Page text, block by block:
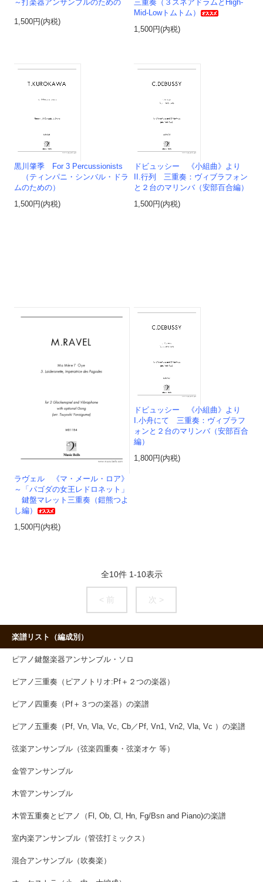
～打楽器アンサンブルのための
1,500円(内税)
三重奏（３スネアドラムとHigh-
Mid-Lowトムトム）
1,500円(内税)
黒川肇季 For 3 Percussionists
（ティンパニ・シンバル・ドラ
ムのための）
1,500円(内税)
ドビュッシー 《小組曲》より
II.行列 三重奏：ヴィブラフォン
と２台のマリンバ（安部百合編）
1,500円(内税)
ラヴェル 《マ・メール・ロア》
～「パゴダの女王レドロネット」
鍵盤マレット三重奏（鎧熊つよ
し編）
1,500円(内税)
ドビュッシー 《小組曲》より
I.小舟にて 三重奏：ヴィブラフ
ォンと２台のマリンバ（安部百合
編）
1,800円(内税)
全10件 1-10表示
< 前 次 >
楽譜リスト（編成別）
ピアノ鍵盤楽器アンサンブル・ソロ
ピアノ三重奏（ピアノトリオ:Pf＋２つの楽器）
ピアノ四重奏（Pf＋３つの楽器）の楽譜
ピアノ五重奏（Pf, Vn, Vla, Vc, Cb／Pf, Vn1, Vn2, Vla, Vc ）の楽譜
弦楽アンサンブル（弦楽四重奏・弦楽オケ 等）
金管アンサンブル
木管アンサンブル
木管五重奏とピアノ（Fl, Ob, Cl, Hn, Fg/Bsn and Piano)の楽譜
室内楽アンサンブル（管弦打ミックス）
混合アンサンブル（吹奏楽）